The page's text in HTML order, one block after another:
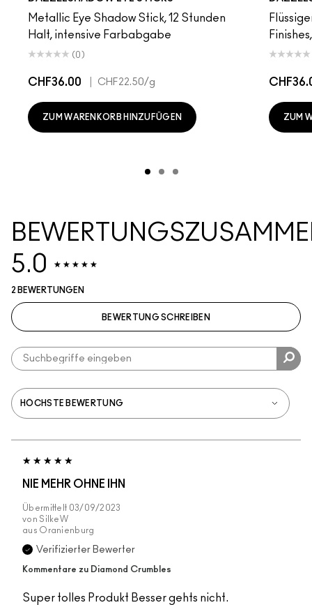
Metallic Eye Shadow Stick, 12 Stunden
Halt, intensive Farbabgabe
(0)
CHF36.00 CHF22.50/g
ZUM WARENKORB HINZUFÜGEN ZUM
5.0
2 BEWERTUNGEN
BEWERTUNG SCHREIBEN
NIE MEHR OHNE IHN
Übermittelt 03/09/2023
von SilkeW
aus Oranienburg
Verifizierter Bewerter
Kommentare zu Diamond Crumbles
Super tolles Produkt Besser gehts nicht.